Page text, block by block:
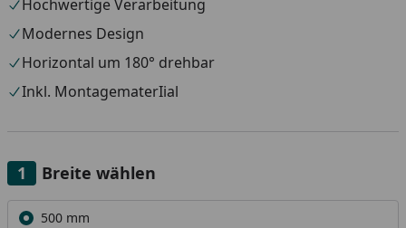
Hochwertige Verarbeitung
Modernes Design
Horizontal um 180° drehbar
Inkl. MontagematerIial
Breite wählen
Alle anzeigen (2)
500 mm